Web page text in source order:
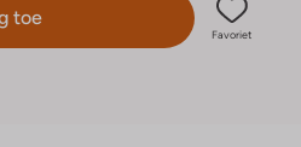
toe
Favoriet